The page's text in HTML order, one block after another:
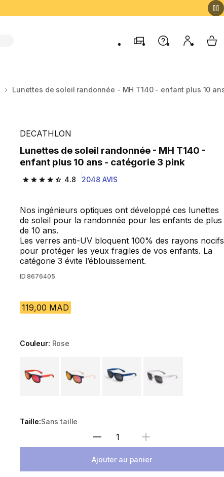
MagasinsAide Mon My
Lunettes de soleil randonnée - MH T140 - enfant plus 10
DECATHLON
Lunettes de soleil randonnée - MH T140 -
enfant plus 10 ans - catégorie 3 pink
4.8
4.8 out of 5 stars from 2048 reviews
2048 AVIS
Nos ingénieurs optiques ont développé ces lunettes
de soleil pour la randonnée pour les enfants de plus
de 10 ans.
Les verres anti-UV bloquent 100% des rayons nocifs
pour protéger les yeux fragiles de vos enfants. La
catégorie 3 évite l’éblouissement.
ID 8676405
119,00 MAD
Couleur: Rose
Taille:Sans taille
Sélectionnez la quantité
Ajouter au panier